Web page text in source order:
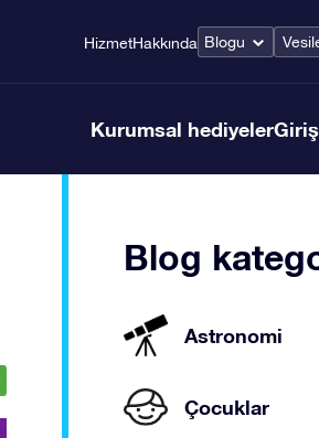
HizmetHakkında Blogu
Kurumsal hediyelerGiriş
Blog
Astronomi
Çocuklar